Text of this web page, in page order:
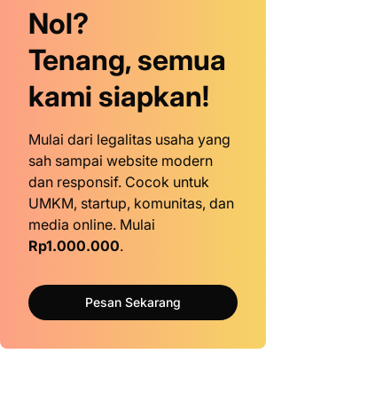
Nol?
Tenang, semua
kami siapkan!
Mulai dari legalitas usaha yang
sah sampai website modern
dan responsif. Cocok untuk
UMKM, startup, komunitas, dan
media online. Mulai
Rp1.000.000.
Pesan Sekarang